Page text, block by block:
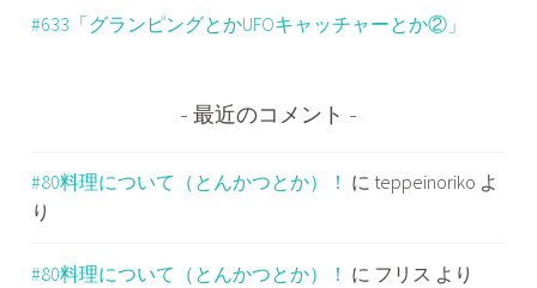
#633「グランピングとかUFOキャッチャーとか②」
最近のコメント
#80料理について（とんかつとか）！ に teppeinoriko よ
り
#80料理について（とんかつとか）！ に フリス より